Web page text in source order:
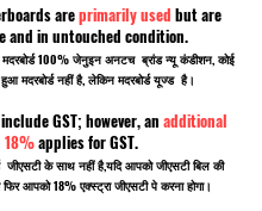
areprimarily used but are
and in untouched condition.
मदरबोर्ड 100% जेनुइन अनटच ब्रांड न्यू कंडीशन, कोई
हुआ मदरबोर्ड नहीं है, लेकिन मदरबोर्ड यूज्ड है।
GST; however, an additional
18%applies for GST.
जीएसटी के साथ नहीं है,यदि आपको जीएसटी बिल की
आपको 18% एक्स्ट्रा जीएसटी पे करना होगा।